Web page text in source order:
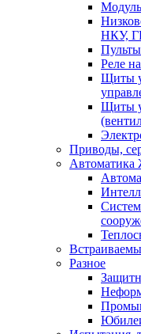
НКУ,
Реле
Щиты
Щиты
Приводы,
Разное